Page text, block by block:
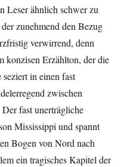
Leser ähnlich schwer zu
zunehmend den Bezug
verwirrend, denn
konzisen Erzählton, der die
in einen fast
zwischen
fast unerträgliche
Mississippi und spannt
Bogen von Nord nach
ein tragisches Kapitel der